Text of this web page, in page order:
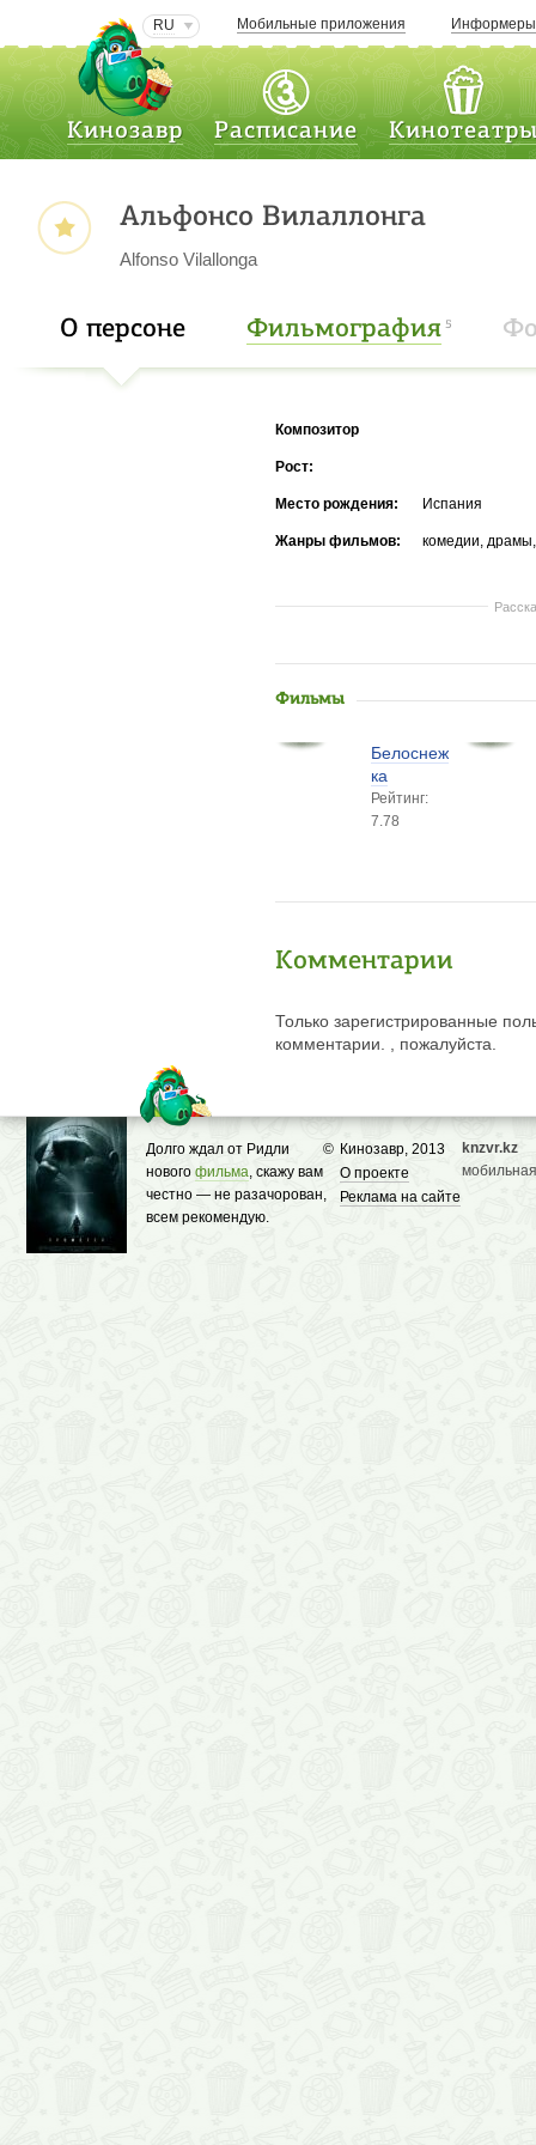
RU Мобильные приложения Информеры
Кинозавр Расписание
Альфонсо Вилаллонга
Alfonso Vilallonga
О персоне Фильмография 5
Композитор
Рост:
Место рождения: Испания
Жанры фильмов: комедии,
Фильмы
Белоснеж
ка
Рейтинг:
7.78
Комментарии
Только зарегистрированные
комментарии. , пожалуйста.
© Кинозавр, 2013
О проекте
Реклама на сайте
Долго ждал от Ридли
нового фильма, скажу вам
честно — не разачорован,
всем рекомендую.
knzvr.kz